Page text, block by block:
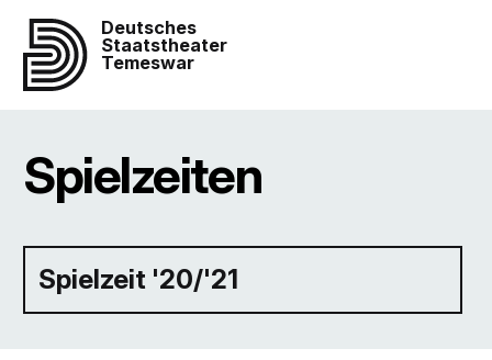
Deutsches
Staatstheater
Temeswar
Spielzeiten
Spielzeit '20/'21